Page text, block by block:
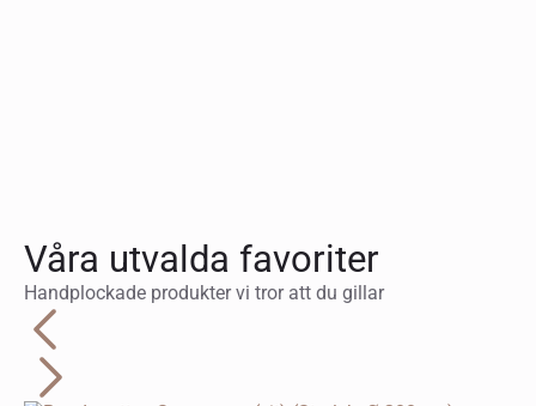
Våra utvalda favoriter
Handplockade produkter vi tror att du gillar